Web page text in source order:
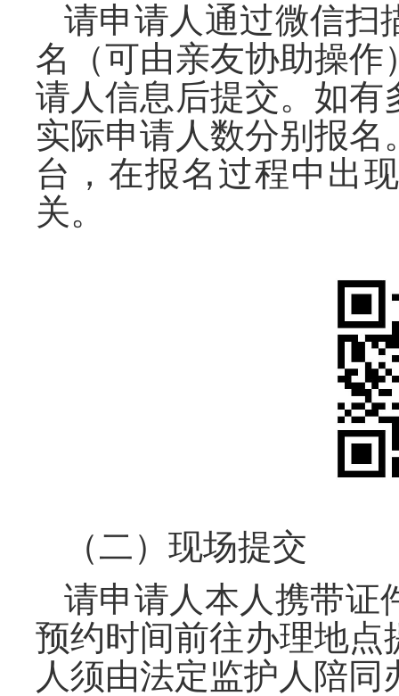
请申请人通过微信扫
名（可由亲友协助操
请人信息后提交。如
实际申请人数分别报
台，在报名过程中出
关。
（二）现场提交
请申请人本人携带证
预约时间前往办理地点
人须由法定监护人陪同